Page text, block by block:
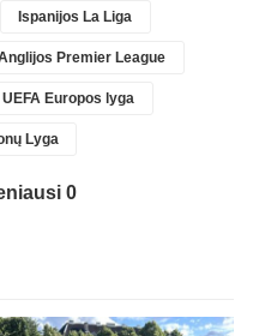
Ispanijos La Liga
Premier League
UEFA Europos lyga
Lyga
0